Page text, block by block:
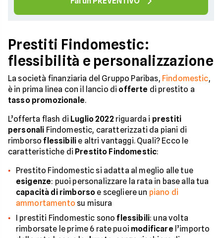
Prestiti Findomestic:
flessibilità e personalizzazione
La società finanziaria del Gruppo Paribas, Findomestic,
è in prima linea con il lancio di offerte di prestito a
tasso promozionale.
L’offerta flash di Luglio 2022riguarda i prestiti
personali Findomestic, caratterizzati da piani di
rimborsoflessibili e altri vantaggi. Quali? Ecco le
caratteristiche di Prestito Findomestic:
Prestito Findomestic si adatta al meglio alle tue
esigenze: puoi personalizzare la rata in base alla tua
capacità di rimborso e scegliere un piano di
ammortamento su misura
I prestiti Findomestic sonoflessibili: una volta
rimborsate le prime 6 rate puoi modificare l’importo